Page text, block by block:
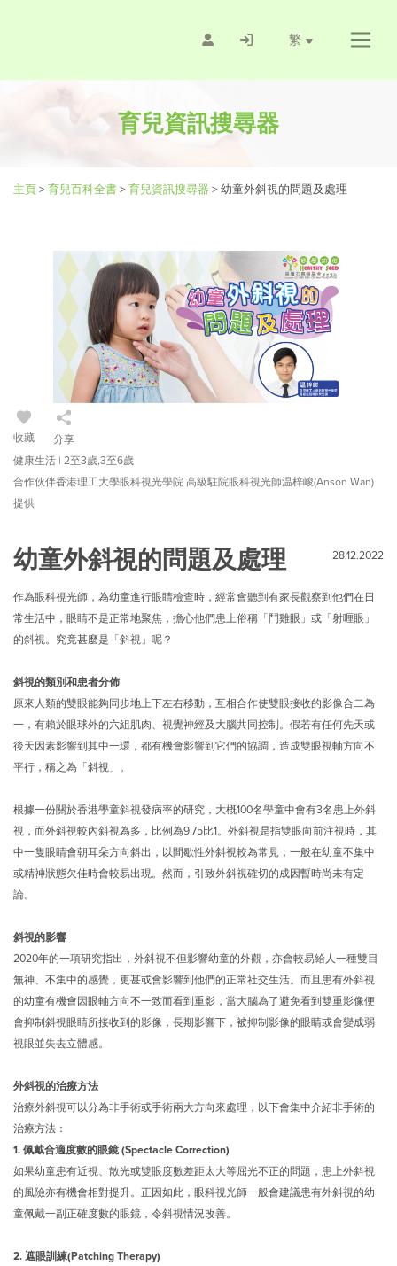
繁
育兒資訊搜尋器
主頁> 育兒百科全書> 育兒資訊搜尋器 > 幼童外斜視的問題及處理
收藏
分享
健康生活 | 2至3歲,3至6歲
合作伙伴香港理工大學眼科視光學院 高級駐院眼科視光師温梓峻(Anson Wan)
提供
幼童外斜視的問題及處理 28.12.2022
作為眼科視光師，為幼童進行眼睛檢查時，經常會聽到有家長觀察到他們在日
常生活中，眼睛不是正常地聚焦，擔心他們患上俗稱「鬥雞眼」或「射喱眼」
的斜視。究竟甚麼是「斜視」呢？
斜視的類別和患者分佈
原來人類的雙眼能夠同步地上下左右移動，互相合作使雙眼接收的影像合二為
一，有賴於眼球外的六組肌肉、視覺神經及大腦共同控制。假若有任何先天或
後天因素影響到其中一環，都有機會影響到它們的協調，造成雙眼視軸方向不
平行，稱之為「斜視」。
根據一份關於香港學童斜視發病率的研究，大概100名學童中會有3名患上外斜
視，而外斜視較內斜視為多，比例為9.75比1。外斜視是指雙眼向前注視時，其
中一隻眼睛會朝耳朵方向斜出，以間歇性外斜視較為常見，一般在幼童不集中
或精神狀態欠佳時會較易出現。然而，引致外斜視確切的成因暫時尚未有定
論。
斜視的影響
2020年的一項研究指出，外斜視不但影響幼童的外觀，亦會較易給人一種雙目
無神、不集中的感覺，更甚或會影響到他們的正常社交生活。而且患有外斜視
的幼童有機會因眼軸方向不一致而看到重影，當大腦為了避免看到雙重影像便
會抑制斜視眼睛所接收到的影像，長期影響下，被抑制影像的眼睛或會變成弱
視眼並失去立體感。
外斜視的治療方法
治療外斜視可以分為非手術或手術兩大方向來處理，以下會集中介紹非手術的
治療方法：
1. 佩戴合適度數的眼鏡 (Spectacle Correction)
如果幼童患有近視、散光或雙眼度數差距太大等屈光不正的問題，患上外斜視
的風險亦有機會相對提升。正因如此，眼科視光師一般會建議患有外斜視的幼
童佩戴一副正確度數的眼鏡，令斜視情況改善。
2. 遮眼訓練(Patching Therapy)